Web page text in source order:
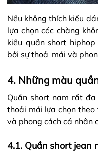
Nếu không thích kiểu
lựa chọn các chàng
kiểu quần short
bởi sự thoải mái và
4. Những màu
Quần short nam rất
thoải mái lựa chọn theo
và phong cách cá nhân
4.1. Quần short jean